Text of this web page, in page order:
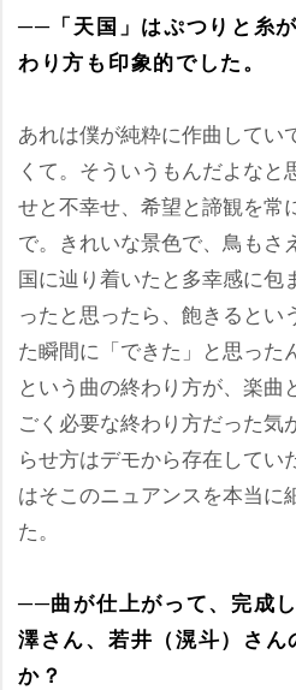
──「天国」はぷつりと糸
わり方も印象的でした。
あれは僕が純粋に作曲してい
くて。そういうもんだよな
せと不幸せ、希望と諦観を常
で。きれいな景色で、鳥もさ
国に辿り着いたと多幸感に包
ったと思ったら、飽きるとい
た瞬間に「できた」と思った
という曲の終わり方が、楽曲
ごく必要な終わり方だった気
らせ方はデモから存在してい
はそこのニュアンスを本当に
た。
──曲が仕上がって、完成
澤さん、若井（滉斗）さん
か？